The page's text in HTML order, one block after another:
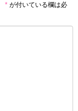
* が付いている欄は必